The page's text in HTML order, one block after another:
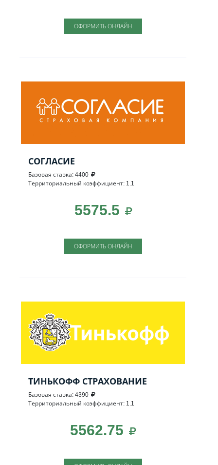
ОФОРМИТЬ ОНЛАЙН
СОГЛАСИЕ
Базовая ставка: 4400
Территориальный коэффициент: 1.1
5575.5
ОФОРМИТЬ ОНЛАЙН
ТИНЬКОФФ СТРАХОВАНИЕ
Базовая ставка: 4390
Территориальный коэффициент: 1.1
5562.75